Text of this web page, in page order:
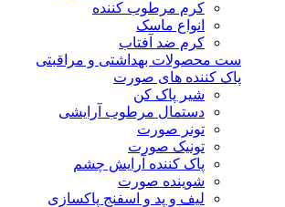
کرم مرطوب کننده
انواع ماسک
کرم ضد آفتاب
ست محصولات بهداشتی و مراقبتی
پاک کننده های صورت
شیر پاک کن
دستمال مرطوب آرایشی
تونر صورت
تونیک صورت
پاک کننده آرایش چشم
شوینده صورت
لیف و پد و اسفنج پاکسازی